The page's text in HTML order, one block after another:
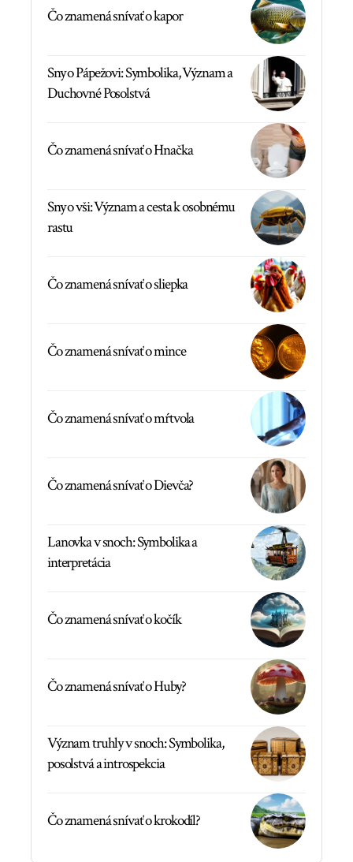
Čo znamená snívať o kapor
Sny o Pápežovi: Symbolika, Význam a
Duchovné Posolstvá
Čo znamená snívať o Hnačka
Sny o vši: Význam a cesta k osobnému
rastu
Čo znamená snívať o sliepka
Čo znamená snívať o mince
Čo znamená snívať o mŕtvola
Čo znamená snívať o Dievča?
Lanovka v snoch: Symbolika a
interpretácia
Čo znamená snívať o kočík
Čo znamená snívať o Huby?
Význam truhly v snoch: Symbolika,
posolstvá a introspekcia
Čo znamená snívať o krokodíl?